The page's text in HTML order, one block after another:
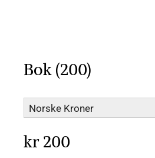
Bok (200)
Norske Kroner
kr200